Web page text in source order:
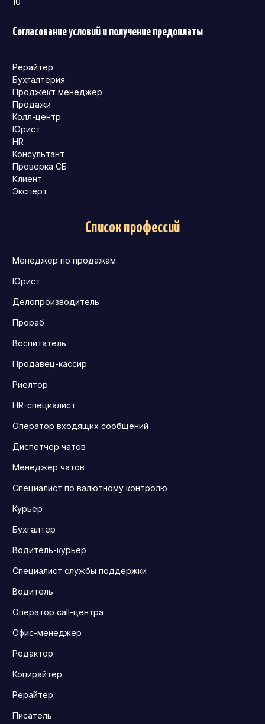
Согласование условий и получение предоплаты
Рерайтер
Бухгалтерия
Проджект менеджер
Продажи
Колл-центр
Юрист
HR
Консультант
Проверка СБ
Клиент
Эксперт
Список профессий
Менеджер по продажам
Юрист
Делопроизводитель
Прораб
Воспитатель
Продавец-кассир
Риелтор
HR-специалист
Оператор входящих сообщений
Диспетчер чатов
Менеджер чатов
Специалист по валютному контролю
Курьер
Бухгалтер
Водитель-курьер
Специалист службы поддержки
Водитель
Оператор call-центра
Офис-менеджер
Редактор
Копирайтер
Рерайтер
Писатель